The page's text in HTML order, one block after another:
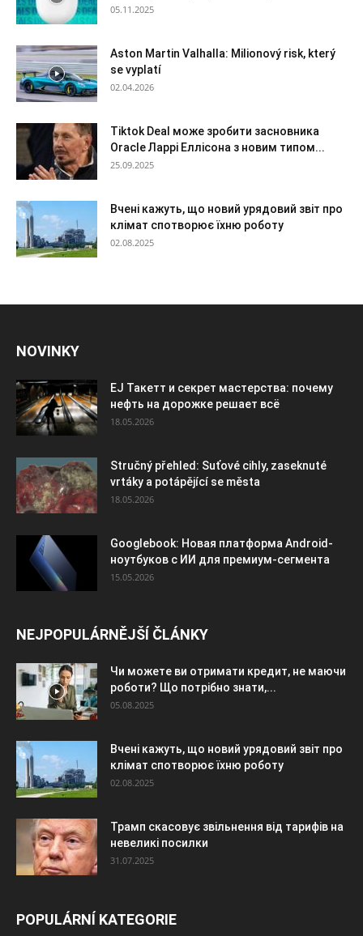
05.11.2025
Aston Martin Valhalla: Milionový risk, který
se vyplatí
02.04.2026
Tiktok Deal може зробити засновника
Oracle Ларрі Еллісона з новим типом...
25.09.2025
Вчені кажуть, що новий урядовий звіт про
клімат спотворює їхню роботу
02.08.2025
NOVINKY
EJ Такетт и секрет мастерства: почему
нефть на дорожке решает всё
18.05.2026
Stručný přehled: Suťové cihly, zaseknuté
vrtáky a potápějící se města
18.05.2026
Googlebook: Новая платформа Android-
ноутбуков с ИИ для премиум-сегмента
15.05.2026
NEJPOPULÁRNĚJŠÍ ČLÁNKY
Чи можете ви отримати кредит, не маючи
роботи? Що потрібно знати,...
05.08.2025
Вчені кажуть, що новий урядовий звіт про
клімат спотворює їхню роботу
02.08.2025
Трамп скасовує звільнення від тарифів на
невеликі посилки
31.07.2025
POPULÁRNÍ KATEGORIE